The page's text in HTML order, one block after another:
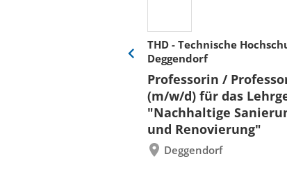
THD - Technische
Deggendorf
Professorin /
(m/w/d) für das
"Nachhaltige
und Renovierung"
Deggendorf
Eine
Folie
zurück